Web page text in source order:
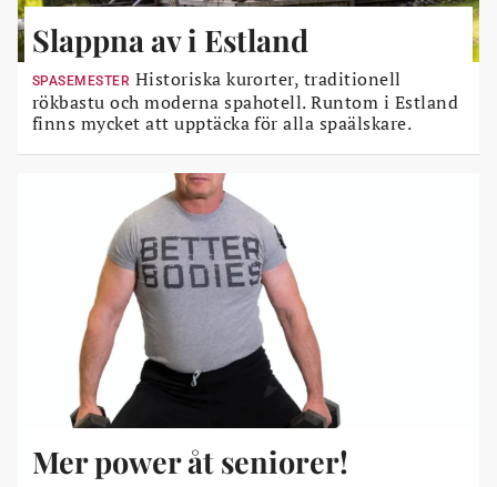
Slappna av i Estland
SPASEMESTER Historiska kurorter, traditionell
rökbastu och moderna spahotell. Runtom i Estland
finns mycket att upptäcka för alla spaälskare.
Mer power åt seniorer!